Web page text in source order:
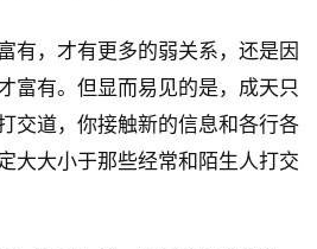
有，才有更多的弱关系，还是因
富有。但显而易见的是，成天只
交道，你接触新的信息和各行各
大大小于那些经常和陌生人打交